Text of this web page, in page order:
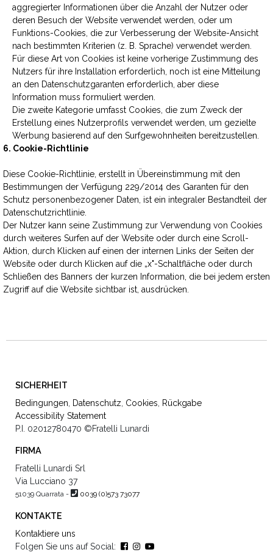
aggregierter Informationen über die Anzahl der Nutzer oder
deren Besuch der Website verwendet werden, oder um
Funktions-Cookies, die zur Verbesserung der Website-Ansicht
nach bestimmten Kriterien (z. B. Sprache) verwendet werden.
Für diese Art von Cookies ist keine vorherige Zustimmung des
Nutzers für ihre Installation erforderlich, noch ist eine Mitteilung
an den Datenschutzgaranten erforderlich, aber diese
Information muss formuliert werden.
Die zweite Kategorie umfasst Cookies, die zum Zweck der
Erstellung eines Nutzerprofils verwendet werden, um gezielte
Werbung basierend auf den Surfgewohnheiten bereitzustellen.
6. Cookie-Richtlinie
Diese Cookie-Richtlinie, erstellt in Übereinstimmung mit den
Bestimmungen der Verfügung 229/2014 des Garanten für den
Schutz personenbezogener Daten, ist ein integraler Bestandteil der
Datenschutzrichtlinie.
Der Nutzer kann seine Zustimmung zur Verwendung von Cookies
durch weiteres Surfen auf der Website oder durch eine Scroll-
Aktion, durch Klicken auf einen der internen Links der Seiten der
Website oder durch Klicken auf die „x"-Schaltfläche oder durch
Schließen des Banners der kurzen Information, die bei jedem ersten
Zugriff auf die Website sichtbar ist, ausdrücken.
SICHERHEIT
Bedingungen Datenschutz Cookies
Rückgabe
Accessibility Statement
P.I. 02012780470 ©Fratelli Lunardi
FIRMA
Fratelli Lunardi Srl
Via Lucciano 37
51039 Quarrata - 0039 (0)573 73077
KONTAKTE
Kontaktiere uns
Folgen Sie uns auf Social: